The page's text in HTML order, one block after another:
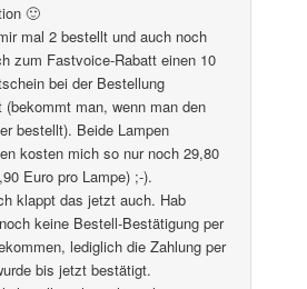
🙂
mal 2 bestellt und auch noch
zum Fastvoice-Rabatt einen 10
bei der Bestellung
(bekommt man, wenn man den
bestellt). Beide Lampen
kosten mich so nur noch 29,80
Euro pro Lampe) ;-).
klappt das jetzt auch. Hab
keine Bestell-Bestätigung per
lediglich die Zahlung per
bis jetzt bestätigt.